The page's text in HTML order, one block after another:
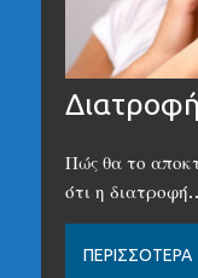
Πώς θα το
ότι η
ΠΕΡΙΣΣΌΤΕΡΑ